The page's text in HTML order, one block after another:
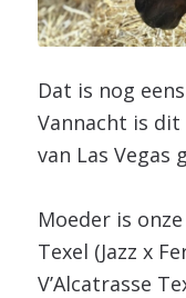
Dat is nog
Vannacht is
van Las Vegas
Moeder is
Texel (Jazz x
V’Alcatrasse